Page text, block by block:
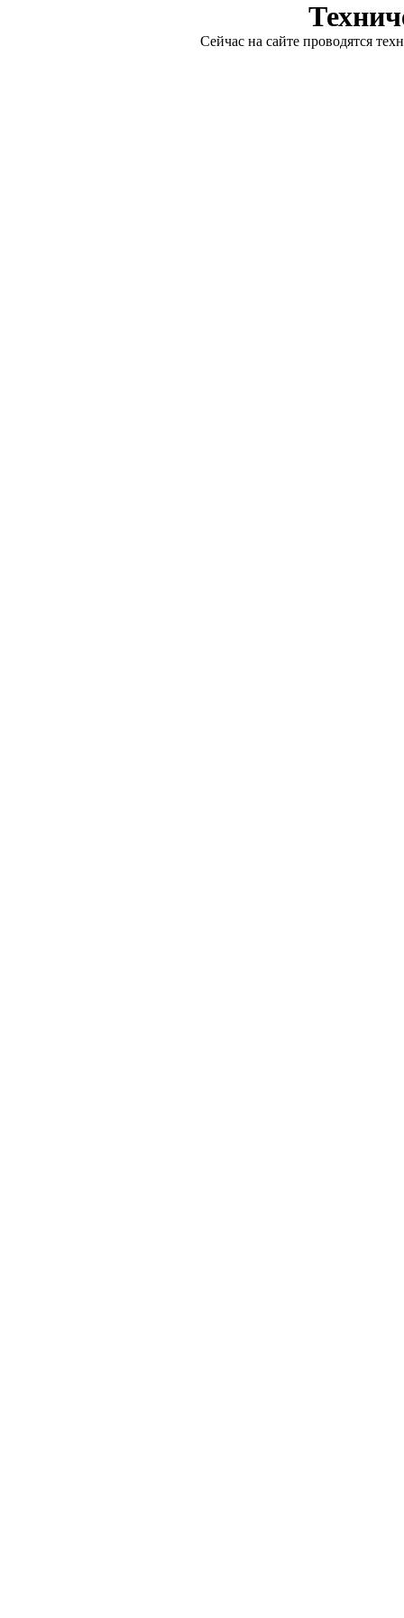
Сейчас на сайте проводятся